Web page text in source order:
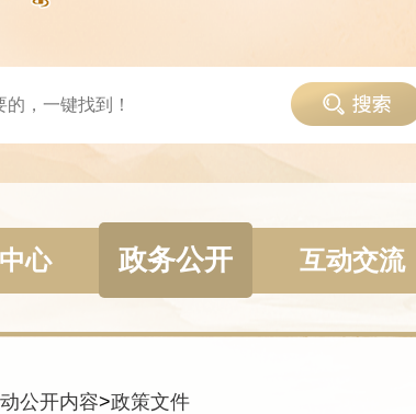
心 政务公开 互动交流
公开内容>政策文件